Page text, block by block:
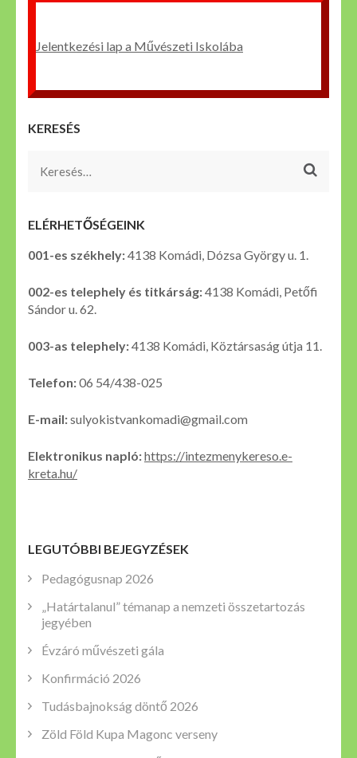
Jelentkezési lap a Művészeti Iskolába
KERESÉS
Keresés:
ELÉRHETŐSÉGEINK
001-es székhely:4138 Komádi, Dózsa György u. 1.
002-es telephely és titkárság:4138 Komádi, Petőfi
Sándor u. 62.
003-as telephely:4138 Komádi, Köztársaság útja 11.
Telefon:06 54/438-025
E-mail:sulyokistvankomadi@gmail.com
Elektronikus napló:https://intezmenykereso.e-
kreta.hu/
LEGUTÓBBI BEJEGYZÉSEK
Pedagógusnap 2026
„Határtalanul” témanap a nemzeti összetartozás
jegyében
Évzáró művészeti gála
Konfirmáció 2026
Tudásbajnokság döntő 2026
Zöld Föld Kupa Magonc verseny